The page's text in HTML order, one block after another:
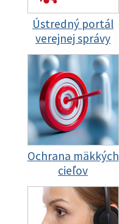
Ústredný portál
verejnej správy
Ochrana mäkkých
cieľov